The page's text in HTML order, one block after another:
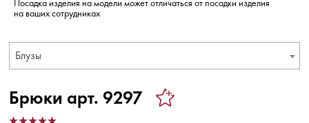
Посадка изделия на модели может отличаться от посадки изделия
на ваших сотрудниках
Блузы
Брюки арт. 9297